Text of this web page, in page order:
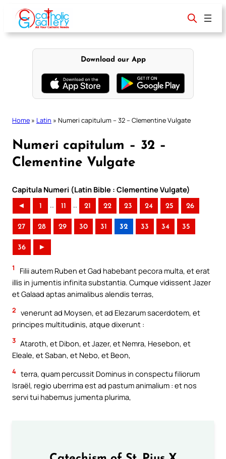
content
Download our App
Home » Latin » Numeri capitulum – 32 – Clementine Vulgate
Numeri capitulum – 32 –
Clementine Vulgate
Capitula Numeri (Latin Bible : Clementine Vulgate)
◄ 1 .. 11 .. 21 22 23 24 25 26
27 28 29 30 31 32 33 34 35
36 ►
1
Filii autem Ruben et Gad habebant pecora multa, et erat
illis in jumentis infinita substantia. Cumque vidissent Jazer
et Galaad aptas animalibus alendis terras,
2 venerunt ad Moysen, et ad Elezarum sacerdotem, et
principes multitudinis, atque dixerunt :
3 Ataroth, et Dibon, et Jazer, et Nemra, Hesebon, et
Eleale, et Saban, et Nebo, et Beon,
4 terra, quam percussit Dominus in conspectu filiorum
Israël, regio uberrima est ad pastum animalium : et nos
servi tui habemus jumenta plurima,